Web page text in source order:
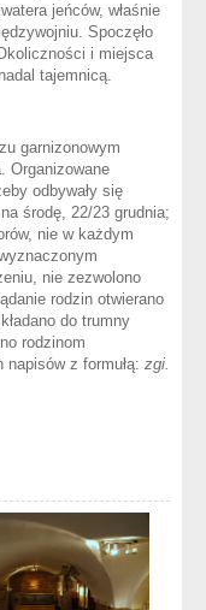
jeńców, właśnie
Spoczęło
i miejsca
tajemnicą.
garnizonowym
Organizowane
odbywały się
środę, 22/23 grudnia;
nie w każdym
nie zezwolono
rodzin otwierano
do trumny
rodzinom
z formułą: zgi.